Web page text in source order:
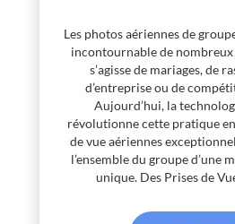
Les photos aériennes de
incontournable de nombreux
s’agisse de mariages, de
d’entreprise ou de
Aujourd’hui, la
révolutionne cette pratique
de vue aériennes
l’ensemble du groupe d’une
unique. Des Prises de